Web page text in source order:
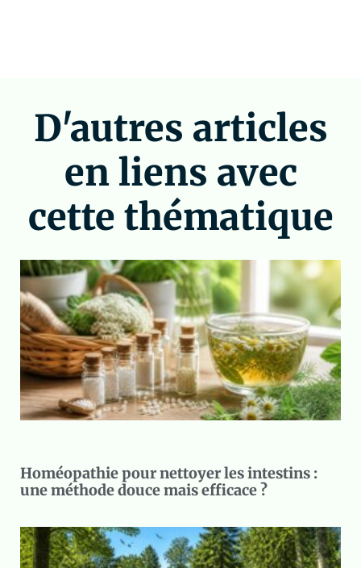
D'autres articles
en liens avec
cette thématique
Homéopathie pour nettoyer les intestins :
une méthode douce mais efficace ?